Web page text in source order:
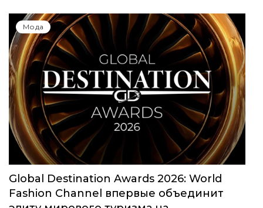
Мода
Global Destination Awards 2026: World
Fashion Channel впервые объединит